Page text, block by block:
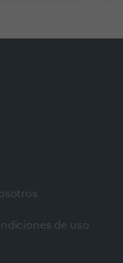
de uso